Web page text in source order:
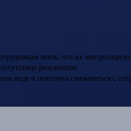
знать, что их
результатов
виде и повторно связываться с